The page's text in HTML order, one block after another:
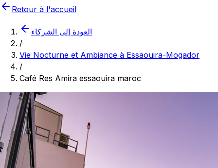
Retour à l'accueil
العودة إلى الشركاء
/
Vie Nocturne et Ambiance à Essaouira-Mogador
/
Café Res Amira essaouira maroc